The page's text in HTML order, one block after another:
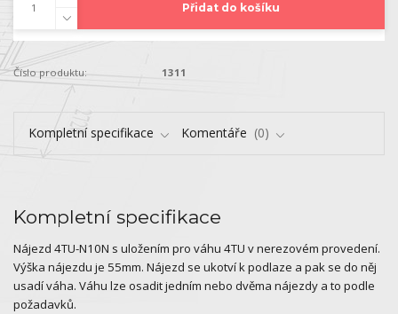
Přidat do košíku
Číslo produktu: 1311
Kompletní specifikace Komentáře 0
Kompletní specifikace
Nájezd 4TU-N10N s uložením pro váhu 4TU v nerezovém provedení.
Výška nájezdu je 55mm. Nájezd se ukotví k podlaze a pak se do něj
usadí váha. Váhu lze osadit jedním nebo dvěma nájezdy a to podle
požadavků.